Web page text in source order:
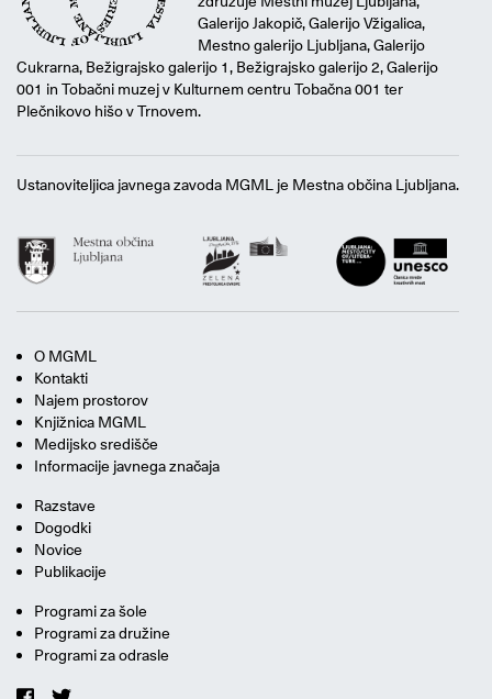
Galerijo Jakopič, Galerijo Vžigalica,
Mestno galerijo Ljubljana, Galerijo
Cukrarna, Bežigrajsko galerijo 1, Bežigrajsko galerijo 2, Galerijo
001 in Tobačni muzej v Kulturnem centru Tobačna 001 ter
Plečnikovo hišo v Trnovem.
Ustanoviteljica javnega zavoda MGML je Mestna občina Ljubljana.
O MGML
Kontakti
Najem prostorov
Knjižnica MGML
Medijsko središče
Informacije javnega značaja
Razstave
Dogodki
Novice
Publikacije
Programi za šole
Programi za družine
Programi za odrasle